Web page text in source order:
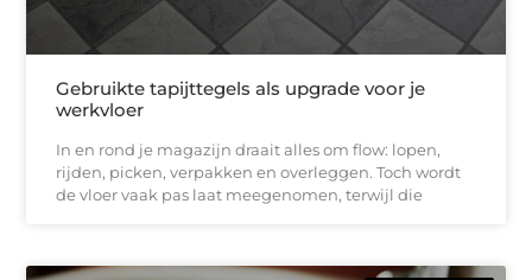
Gebruikte tapijttegels als upgrade voor je
werkvloer
In en rond je magazijn draait alles om flow: lopen,
rijden, picken, verpakken en overleggen. Toch wordt
de vloer vaak pas laat meegenomen, terwijl die